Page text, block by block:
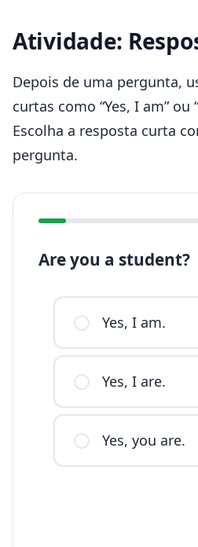
Atividade:
Depois de uma pergunta,
curtas como “Yes, I am” ou
Escolha a resposta curta
pergunta.
Are you a student?
Yes, I am.
Yes, I are.
Yes, you are.